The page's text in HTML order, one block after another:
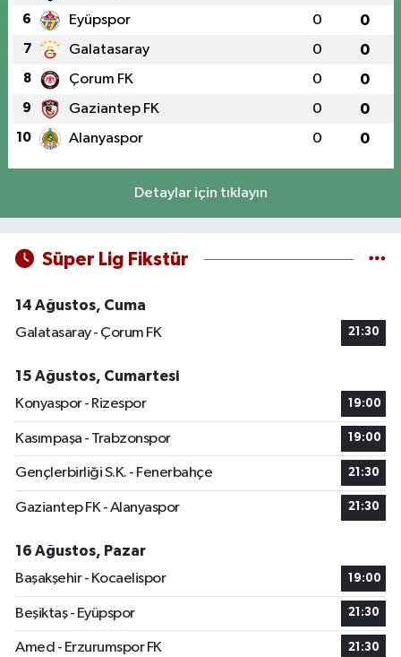
6 Eyüpspor 0 0
7 Galatasaray 0 0
8 Çorum FK 0 0
9 Gaziantep FK 0 0
10 Alanyaspor 0 0
Detaylar için tıklayın
Süper Lig Fikstür
14 Ağustos, Cuma
Galatasaray - Çorum FK
21:30
15 Ağustos, Cumartesi
Konyaspor - Rizespor
19:00
Kasımpaşa - Trabzonspor 19:00
Gençlerbirliği S.K. - Fenerbahçe 21:30
Gaziantep FK - Alanyaspor 21:30
16 Ağustos, Pazar
Başakşehir - Kocaelispor
19:00
Beşiktaş - Eyüpspor 21:30
Amed - Erzurumspor FK 21:30